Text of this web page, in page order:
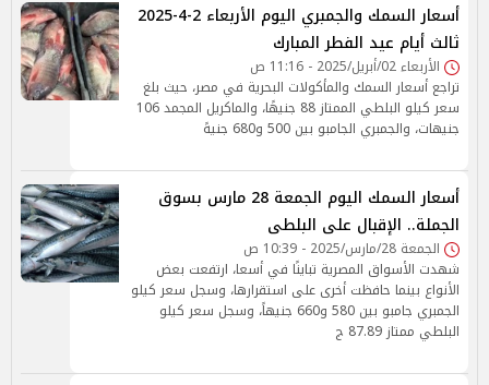
أسعار السمك والجمبري اليوم الأربعاء 2-4-2025
ثالث أيام عيد الفطر المبارك
الأربعاء 02/أبريل/2025 - 11:16 ص
تراجع أسعار السمك والمأكولات البحرية في مصر، حيث بلغ
سعر كيلو البلطي الممتاز 88 جنيهًا، والماكريل المجمد 106
جنيهات، والجمبري الجامبو بين 500 و680 جنيهً
أسعار السمك اليوم الجمعة 28 مارس بسوق
الجملة.. الإقبال على البلطى
الجمعة 28/مارس/2025 - 10:39 ص
شهدت الأسواق المصرية تباينًا في أسعا، ارتفعت بعض
الأنواع بينما حافظت أخرى على استقرارها، وسجل سعر كيلو
الجمبري جامبو بين 580 و660 جنيهاً، وسجل سعر كيلو
البلطي ممتاز 87.89 ج